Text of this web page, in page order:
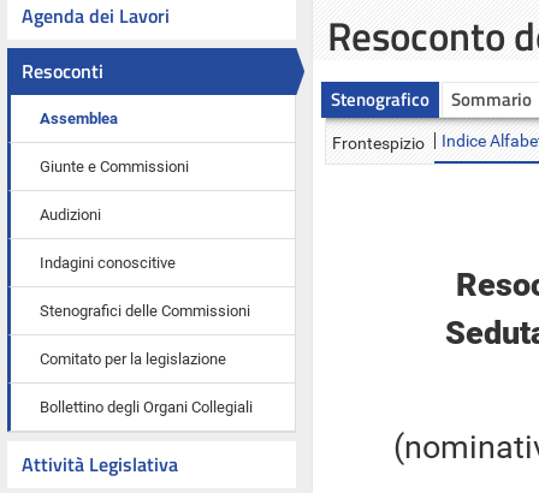
Agenda dei Lavori
Resoconti
Assemblea
Giunte e Commissioni
Audizioni
Indagini conoscitive
Stenografici delle Commissioni
Comitato per la legislazione
Bollettino degli Organi Collegiali
Attività Legislativa
Resoconto
Stenografico Sommario
Frontespizio Indice